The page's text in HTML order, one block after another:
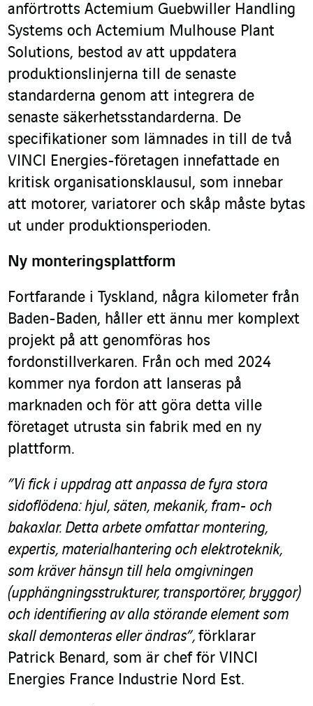
anförtrotts Actemium Guebwiller Handling
Systems och Actemium Mulhouse Plant
Solutions, bestod av att uppdatera
produktionslinjerna till de senaste
standarderna genom att integrera de
senaste säkerhetsstandarderna. De
specifikationer som lämnades in till de två
VINCI Energies-företagen innefattade en
kritisk organisationsklausul, som innebar
att motorer, variatorer och skåp måste bytas
ut under produktionsperioden.
Ny monteringsplattform
Fortfarande i Tyskland, några kilometer från
Baden-Baden, håller ett ännu mer komplext
projekt på att genomföras hos
fordonstillverkaren. Från och med 2024
kommer nya fordon att lanseras på
marknaden och för att göra detta ville
företaget utrusta sin fabrik med en ny
plattform.
”Vi fick i uppdrag att anpassa de fyra stora
sidoflödena: hjul, säten, mekanik, fram- och
bakaxlar. Detta arbete omfattar montering,
expertis, materialhantering och elektroteknik,
som kräver hänsyn till hela omgivningen
(upphängningsstrukturer, transportörer, bryggor)
och identifiering av alla störande element som
skall demonteras eller ändras”, förklarar
Patrick Benard, som är chef för VINCI
Energies France Industrie Nord Est.